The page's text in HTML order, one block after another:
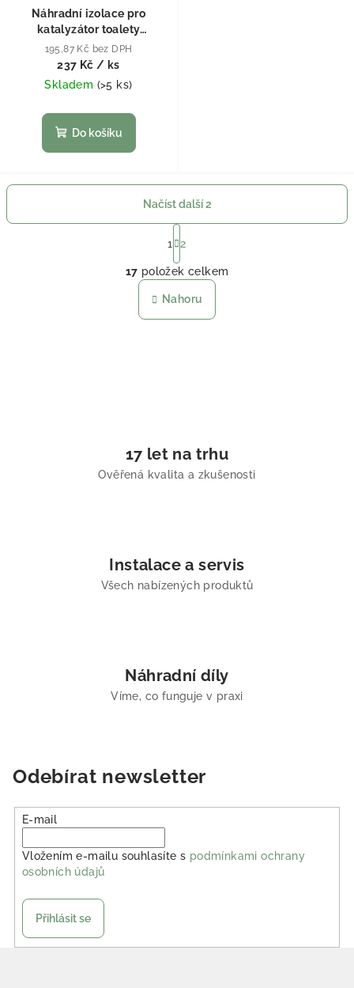
Náhradní izolace pro
katalyzátor toalety
Cinderella
195,87 Kč bez DPH
237 Kč/ ks
Skladem (>5 ks)
Do košíku
Ovládací prvky výpisu
Načíst další 2
Stránkování
1 2
17 položek celkem
Nahoru
17 let na trhu
Ověřená kvalita a zkušenosti
Instalace a servis
Všech nabízených produktů
Náhradní díly
Víme, co funguje v praxi
Odebírat newsletter
E-mail
Vložením e-mailu souhlasíte s podmínkami ochrany
osobních údajů
Přihlásit se